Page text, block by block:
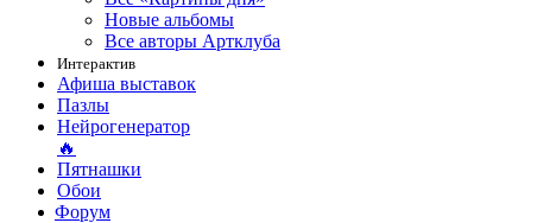
Новые альбомы
Все авторы Артклуба
Интерактив
Афиша выставок
Пазлы
Нейрогенератор
🔥
Пятнашки
Обои
Форум